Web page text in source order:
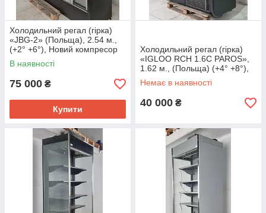
Холодильний регал (гірка)
«JBG-2» (Польща), 2.54 м.,
(+2° +6°), Новий компресор
Б/у
В наявності
75 000 ₴
Купити
Холодильний регал (гірка)
«IGLOO RCH 1.6C PAROS»,
1.62 м., (Польща) (+4° +8°),
Б/у
Немає в наявності
40 000 ₴